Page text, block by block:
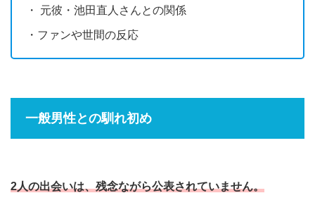
・ 元彼・池田直人さんとの関係
・ファンや世間の反応
一般男性との馴れ初め
2人の出会いは、残念ながら公表されていません。